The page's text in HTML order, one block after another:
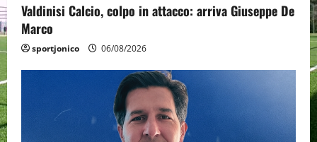
Valdinisi Calcio, colpo in attacco: arriva Giuseppe De
Marco
sportjonico 06/08/2026